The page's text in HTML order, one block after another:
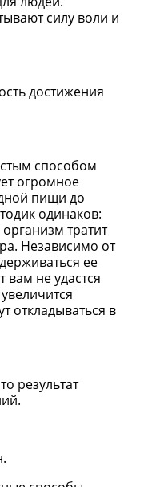
силу воли и
достижения
способом
огромное
пищи до
одинаков:
тратит
Независимо от
ее
вам не удастся
откладываться в
результат